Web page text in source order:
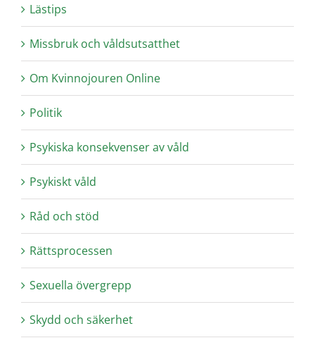
Lästips
Missbruk och våldsutsatthet
Om Kvinnojouren Online
Politik
Psykiska konsekvenser av våld
Psykiskt våld
Råd och stöd
Rättsprocessen
Sexuella övergrepp
Skydd och säkerhet